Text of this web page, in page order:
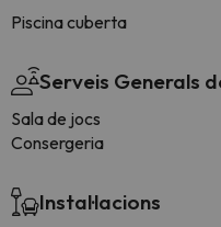
Piscina cuberta
Serveis Generals
Sala de jocs
Consergeria
Instal·lacions